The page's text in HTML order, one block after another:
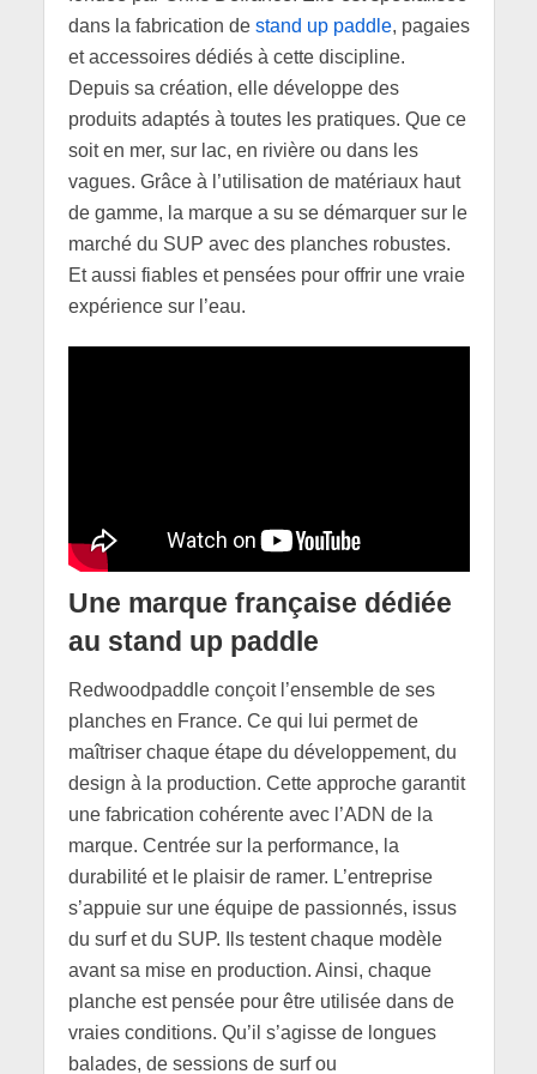
dans la fabrication de stand up paddle, pagaies
et accessoires dédiés à cette discipline.
Depuis sa création, elle développe des
produits adaptés à toutes les pratiques. Que ce
soit en mer, sur lac, en rivière ou dans les
vagues. Grâce à l’utilisation de matériaux haut
de gamme, la marque a su se démarquer sur le
marché du SUP avec des planches robustes.
Et aussi fiables et pensées pour offrir une vraie
expérience sur l’eau.
Une marque française dédiée
au stand up paddle
Redwoodpaddle conçoit l’ensemble de ses
planches en France. Ce qui lui permet de
maîtriser chaque étape du développement, du
design à la production. Cette approche garantit
une fabrication cohérente avec l’ADN de la
marque. Centrée sur la performance, la
durabilité et le plaisir de ramer. L’entreprise
s’appuie sur une équipe de passionnés, issus
du surf et du SUP. Ils testent chaque modèle
avant sa mise en production. Ainsi, chaque
planche est pensée pour être utilisée dans de
vraies conditions. Qu’il s’agisse de longues
balades, de sessions de surf ou